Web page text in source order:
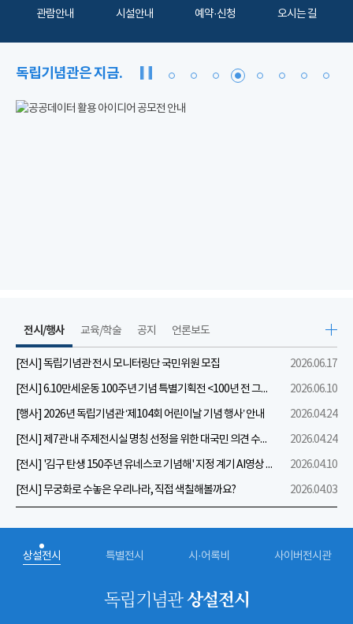
관람안내 시설안내 예약·신청 오시는 길
독립기념관은 지금.
전시/행사
[전시] 독립기념관 전시 모니터링단 국민위원 모집
2026.06.17
[전시] 6.10만세운동 100주년 기념 특별기획전 <100년 전 그날을 보다: 6.10만세운동>
2026.06.10
[행사] 2026년 독립기념관 ‘제104회 어린이날 기념 행사’ 안내
2026.04.24
[전시] 제7관 내 주제전시실 명칭 선정을 위한 대국민 의견 수렴 실시
2026.04.24
[전시] '김구 탄생 150주년 유네스코 기념해' 지정 계기 AI영상 국민공모 개최 안내
2026.04.10
[전시] 무궁화로 수놓은 우리나라, 직접 색칠해볼까요?
2026.04.03
교육/학술 공지 언론보도
상설전시 특별전시 시·어록비 사이버전시관
독립기념관상설전시